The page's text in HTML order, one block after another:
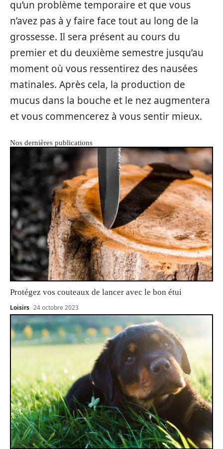
qu’un problème temporaire et que vous
n’avez pas à y faire face tout au long de la
grossesse. Il sera présent au cours du
premier et du deuxième semestre jusqu’au
moment où vous ressentirez des nausées
matinales. Après cela, la production de
mucus dans la bouche et le nez augmentera
et vous commencerez à vous sentir mieux.
Nos dernières publications
Protégez vos couteaux de lancer avec le bon étui
Loisirs 24 octobre 2023